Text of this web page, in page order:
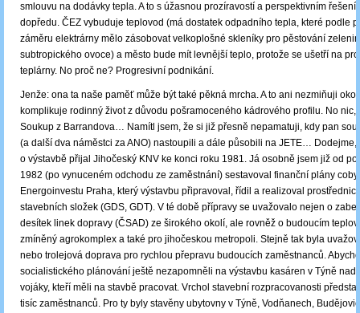
smlouvu na dodávky tepla. A to s úžasnou prozíravostí a perspektivním řešení
dopředu. ČEZ vybuduje teplovod (má dostatek odpadního tepla, které podle
záměru elektrárny mělo zásobovat velkoplošné skleníky pro pěstování
subtropického ovoce) a město bude mít levnější teplo, protože se ušetří na
teplárny. No proč ne? Progresivní podnikání.
Jenže: ona ta naše paměť může být také pěkná mrcha. A to ani nezmiňuji
komplikuje rodinný život z důvodu pošramoceného kádrového profilu. No nic,
Soukup z Barrandova… Namítl jsem, že si již přesně nepamatuji, kdy pan
(a další dva náměstci za ANO) nastoupili a dále působili na JETE… Dodejme,
o výstavbě přijal Jihočeský KNV ke konci roku 1981. Já osobně jsem již od
1982 (po vynuceném odchodu ze zaměstnání) sestavoval finanční plány
Energoinvestu Praha, který výstavbu připravoval, řídil a realizoval
stavebních složek (GDS, GDT). V té době přípravy se uvažovalo nejen o
desítek linek dopravy (ČSAD) ze širokého okolí, ale rovněž o budoucím
zmíněný agrokomplex a také pro jihočeskou metropoli. Stejně tak byla
nebo trolejová doprava pro rychlou přepravu budoucích zaměstnanců.
socialistického plánování ještě nezapomněli na výstavbu kasáren v Týně nad
vojáky, kteří měli na stavbě pracovat. Vrchol stavební rozpracovanosti
tisíc zaměstnanců. Pro ty byly stavěny ubytovny v Týně, Vodňanech,